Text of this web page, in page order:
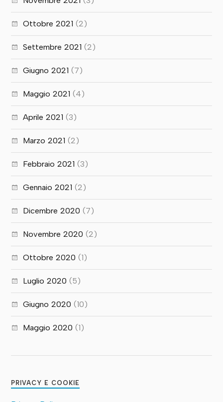
Ottobre 2021 (2)
Settembre 2021 (2)
Giugno 2021 (7)
Maggio 2021 (4)
Aprile 2021 (3)
Marzo 2021 (2)
Febbraio 2021 (3)
Gennaio 2021 (2)
Dicembre 2020 (7)
Novembre 2020 (2)
Ottobre 2020 (1)
Luglio 2020 (5)
Giugno 2020 (10)
Maggio 2020 (1)
PRIVACY E COOKIE